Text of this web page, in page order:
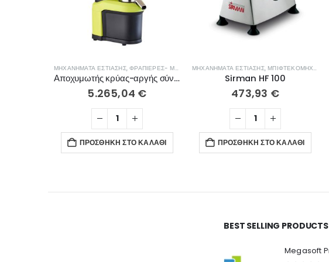
ΜΗΧΑΝΉΜΑΤΑ ΕΣΤΊΑΣΗΣ,ΦΡΑΠΙΈΡΕΣ- ΜΠΛΈΝΤΕΡ- ΑΠΟΧΥΜΩΤΈΣ
Αποχυμωτής κρύας-αργής σύνθλιψης Nutrisantos 65
5.265,04 €
ΠΡΟΣΘΉΚΗ ΣΤΟ ΚΑΛΆΘΙ
ΜΗΧΑΝΉΜΑΤΑ ΕΣΤΊΑΣΗΣ, ΜΠΙΦΤΕΚΟΜΗΧΑΝΈΣ
Sirman HF 100
473,93 €
ΠΡΟΣΘΉΚΗ ΣΤΟ ΚΑΛΆΘΙ
BEST SELLING PRODUCTS